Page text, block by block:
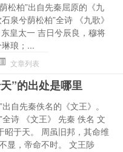
松柏”出自先秦屈原的《九
泉兮荫松柏”全诗 《九歌》
皇太一 吉日兮辰良，穆将
琅；...
文章列表
”的出处是哪里
出自先秦佚名的《文王》。
全诗 《文王》 先秦 佚名 文
昭于天。 周虽旧邦，其命维
显，帝命不时。 文王陟